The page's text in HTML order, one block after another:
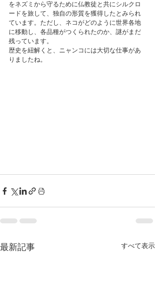
をネズミから守るために仏教徒と共にシルクロ
ードを旅して、独自の形質を獲得したとみられ
ています。ただし、ネコがどのように世界各地
に移動し、各品種がつくられたのか、謎がまだ
残っています。
歴史を紐解くと、ニャンコには大切な仕事があ
りましたね。
最新記事 すべて表示